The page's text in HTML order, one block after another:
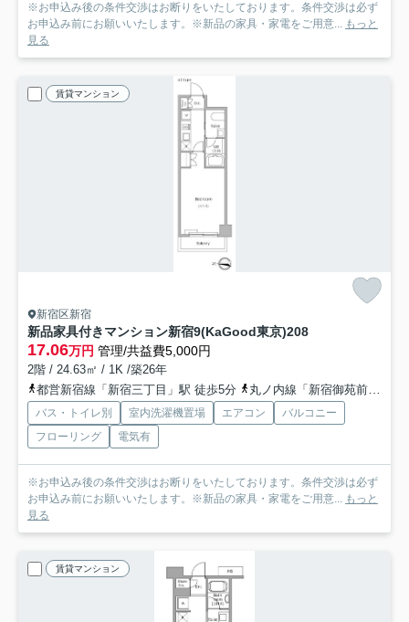
※お申込み後の条件交渉はお断りをいたしております。条件交渉は必ず
お申込み前にお願いいたします。※新品の家具・家電をご用意... もっと
見る
賃貸マンション
新宿区新宿
新品家具付きマンション新宿9(KaGood東京)208
17.06万円 管理/共益費5,000円
2階 / 24.63㎡ / 1K /築26年
都営新宿線「新宿三丁目」駅 徒歩5分
丸ノ内線「新宿御苑前」駅 徒歩6分
バス・トイレ別 室内洗濯機置場 エアコン
バルコニー
フローリング
電気有
※お申込み後の条件交渉はお断りをいたしております。条件交渉は必ず
お申込み前にお願いいたします。※新品の家具・家電をご用意... もっと
見る
賃貸マンション